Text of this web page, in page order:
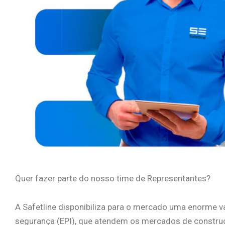
Quer fazer parte do nosso time de Representantes?
A Safetline disponibiliza para o mercado uma enorme
segurança (EPI), que atendem os mercados de